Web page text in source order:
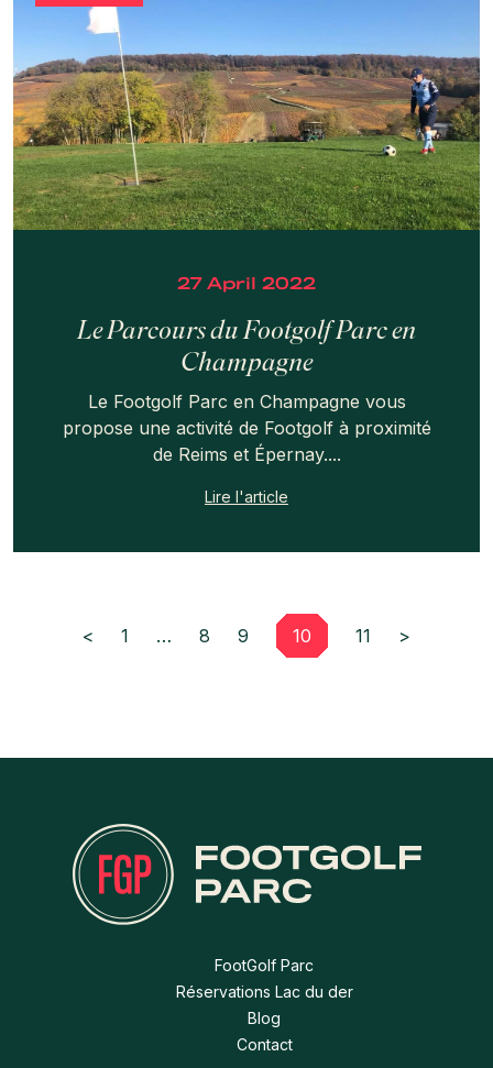
27 April 2022
Le Parcours du Footgolf Parc en
Champagne
Le Footgolf Parc en Champagne vous
propose une activité de Footgolf à proximité
de Reims et Épernay....
Lire l'article
< 1 … 8 9 10 11 >
FootGolf Parc
Réservations Lac du der
Blog
Contact